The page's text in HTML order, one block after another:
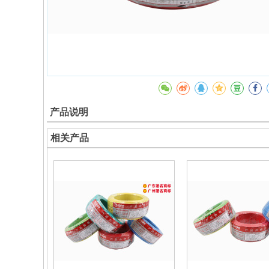
产品说明
相关产品